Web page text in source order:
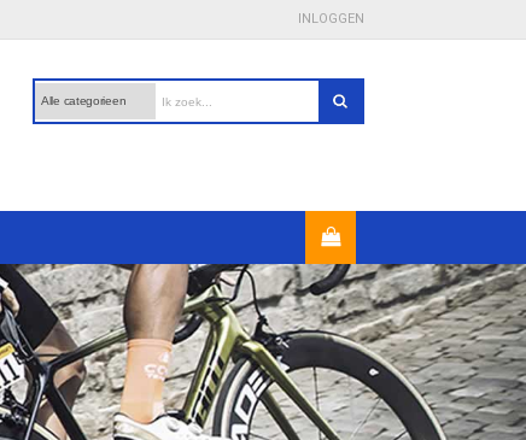
INLOGGEN
- met iDeal, PayPal en creditcard